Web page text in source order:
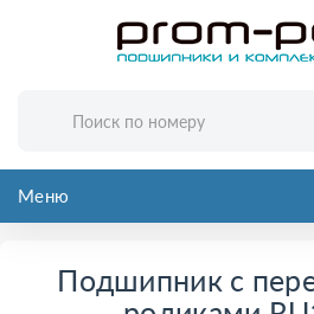
Меню
Подшипник с